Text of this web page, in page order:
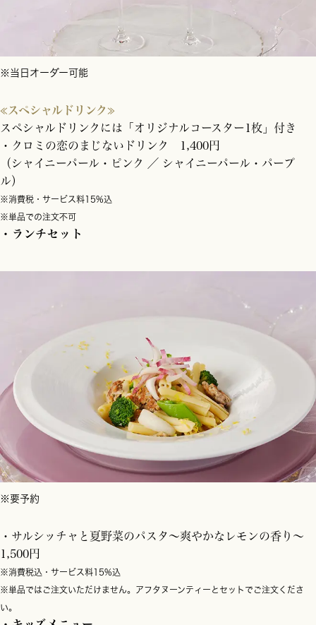
※当日オーダー可能
≪スペシャルドリンク≫
スペシャルドリンクには「オリジナルコースター1枚」付き
・クロミの恋のまじないドリンク 1,400円
（シャイニーパール・ピンク ／ シャイニーパール・パープ
ル）
※消費税・サービス料15%込
※単品での注文不可
・ランチセット
※要予約
・サルシッチャと夏野菜のパスタ～爽やかなレモンの香り～
1,500円
※消費税込・サービス料15%込
※単品ではご注文いただけません。アフタヌーンティーとセットでご注文くださ
い。